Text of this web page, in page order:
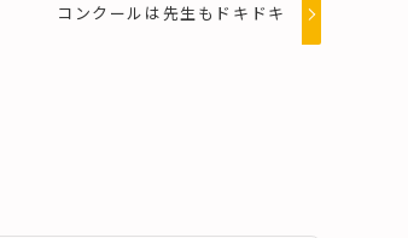
コンクールは先生もドキドキ